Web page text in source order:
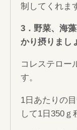
制してくれま
3．野菜、海
かり摂りまし
コレステロー
す。
1日あたりの
して1日350ｇ